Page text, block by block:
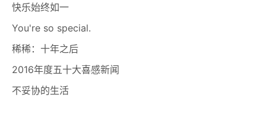
快乐始终如一
You're so special.
稀稀：十年之后
2016年度五十大喜感新闻
不妥协的生活